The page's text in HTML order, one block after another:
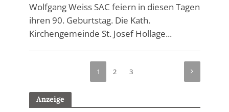
Wolfgang Weiss SAC feiern in diesen Tagen
ihren 90. Geburtstag. Die Kath.
Kirchengemeinde St. Josef Hollage...
1 2 3
Anzeige